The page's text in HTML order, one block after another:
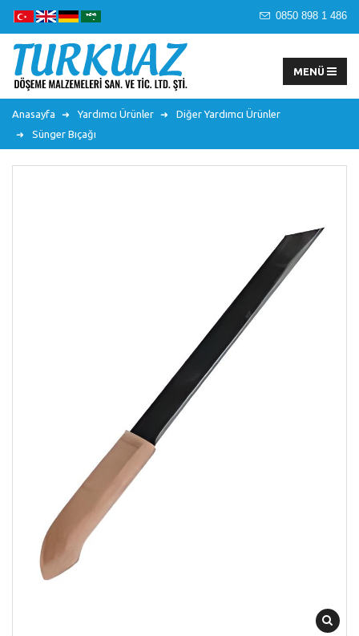
0850 898 1 486
Anasayfa Yardımcı Ürünler
Diğer Yardımcı Ürünler
Sünger Bıçağı